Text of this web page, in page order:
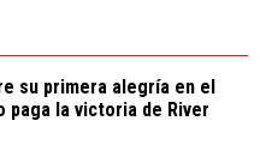
su primera alegría en el
paga la victoria de River